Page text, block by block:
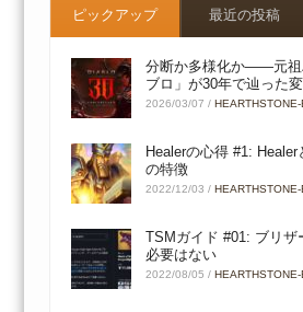
ピックアップ 最近の投稿
分断か多様化か――元祖
ブロ」が30年で辿った
2026/03/07 /
Healerの心得 #1:
の特徴
2022/12/03 /
TSMガイド #01: ブリザ
必要はない
2022/08/05 /